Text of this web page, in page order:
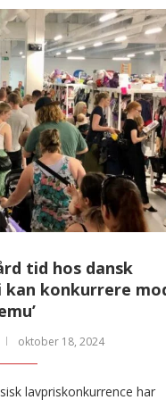
tid hos dansk
kan konkurrere
oktober 18, 2024
lavpriskonkurrence har